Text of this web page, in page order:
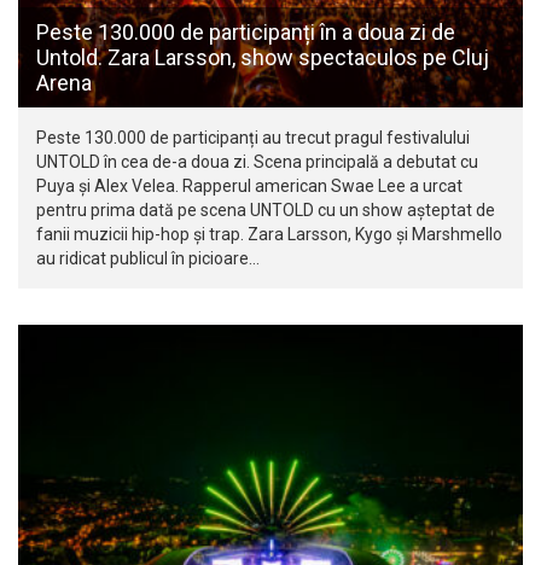
Peste 130.000 de participanți în a doua zi de
Untold. Zara Larsson, show spectaculos pe Cluj
Arena
Peste 130.000 de participanți au trecut pragul festivalului
UNTOLD în cea de-a doua zi. Scena principală a debutat cu
Puya și Alex Velea. Rapperul american Swae Lee a urcat
pentru prima dată pe scena UNTOLD cu un show așteptat de
fanii muzicii hip-hop și trap. Zara Larsson, Kygo și Marshmello
au ridicat publicul în picioare…